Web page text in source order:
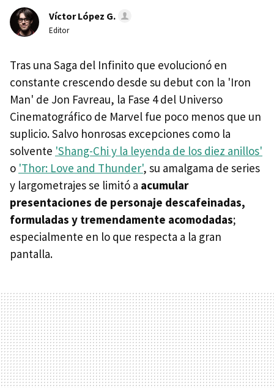
Víctor López G.
Editor
Tras una Saga del Infinito que evolucionó en
constante crescendo desde su debut con la 'Iron
Man' de Jon Favreau, la Fase 4 del Universo
Cinematográfico de Marvel fue poco menos que un
suplicio. Salvo honrosas excepciones como la
solvente 'Shang-Chi y la leyenda de los diez anillos'
o 'Thor: Love and Thunder', su amalgama de series
y largometrajes se limitó a acumular
presentaciones de personaje descafeinadas,
formuladas y tremendamente acomodadas;
especialmente en lo que respecta a la gran
pantalla.